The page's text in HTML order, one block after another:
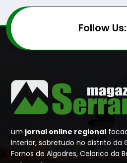
Follow Us:
um jornal online regional
Interior, sobretudo no distrito da
Fornos de Algodres, Celorico da